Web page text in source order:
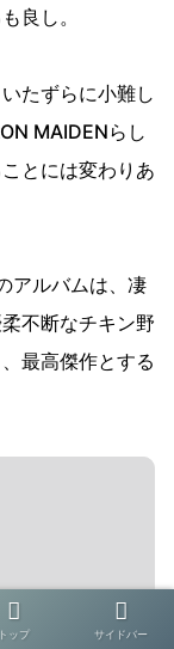
良し。
たずらに小難し
MAIDENらし
とには変わりあ
アルバムは、凄
不断なチキン野
最高傑作とする
トップ サイドバー